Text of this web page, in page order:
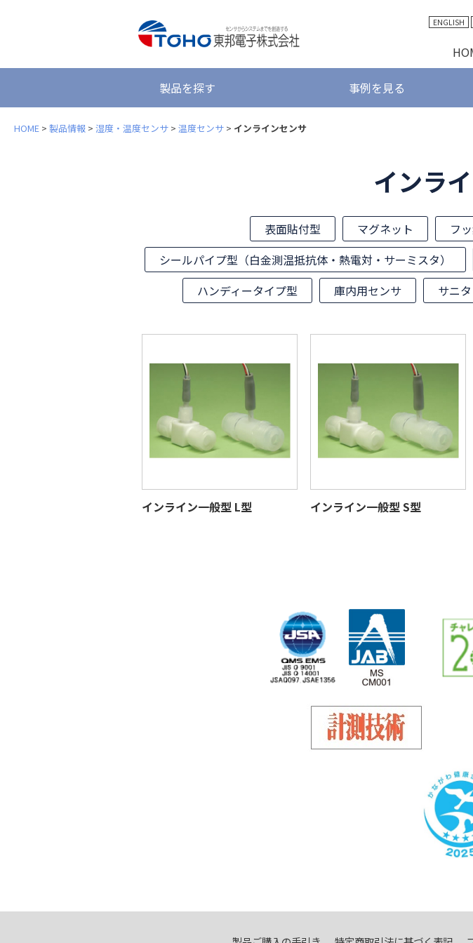
ENGLISH
製品を探す 事例を見る
HOME > 製品情報 > 湿度・温度センサ > 温度センサ > インラインセンサ
インラ
表面貼付型 マグネット フ
シールパイプ型（白金測温抵抗体・熱電対・サーミスタ）
ハンディータイプ型
庫内用センサ サニ
インライン一般型 L型 インライン一般型 S型